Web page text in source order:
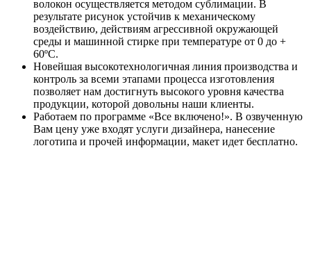
волокон осуществляется методом сублимации. В
результате рисунок устойчив к механическому
воздействию, действиям агрессивной окружающей
среды и машинной стирке при температуре от 0 до +
60ºС.
Новейшая высокотехнологичная линия производства и
контроль за всеми этапами процесса изготовления
позволяет нам достигнуть высокого уровня качества
продукции, которой довольны наши клиенты.
Работаем по программе «Все включено!». В озвученную
Вам цену уже входят услуги дизайнера, нанесение
логотипа и прочей информации, макет идет бесплатно.